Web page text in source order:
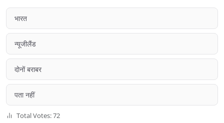
भारत
न्यूजीलैंड
दोनों बराबर
पता नहीं
Total Votes: 72